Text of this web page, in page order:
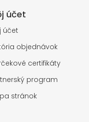
účet
účet
objednávok
certifikáty
program
stránok